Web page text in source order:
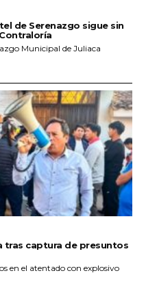
de Serenazgo sigue sin
Municipal de Juliaca
tras captura de presuntos
en el atentado con explosivo